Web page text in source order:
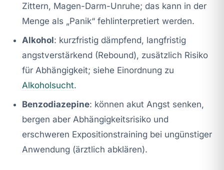
Zittern, Magen-Darm-Unruhe; das kann in der
Menge als „Panik“ fehlinterpretiert werden.
Alkohol: kurzfristig dämpfend, langfristig
angstverstärkend (Rebound), zusätzlich Risiko
für Abhängigkeit; siehe Einordnung zu
Alkoholsucht.
Benzodiazepine: können akut Angst senken,
bergen aber Abhängigkeitsrisiko und
erschweren Expositionstraining bei ungünstiger
Anwendung (ärztlich abklären).